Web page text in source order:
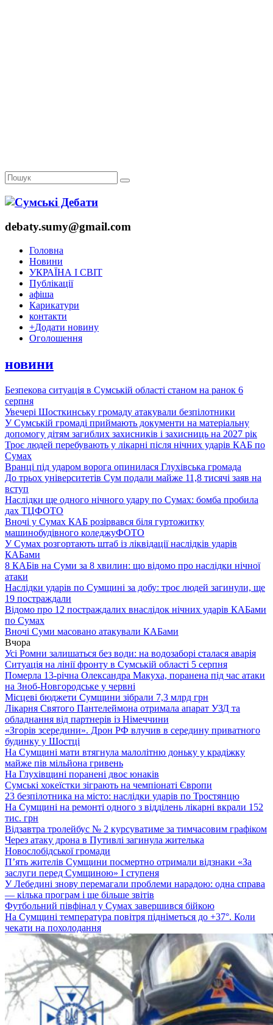
debaty.sumy@gmail.com
Головна
Новини
УКРАЇНА І СВІТ
Публікації
афіша
Карикатури
контакти
+Додати новину
Оголошення
новини
Безпекова ситуація в Сумській області станом на ранок 6
серпня
Увечері Шосткинську громаду атакували безпілотники
У Сумській громаді приймають документи на матеріальну
допомогу дітям загиблих захисників і захисниць на 2027 рік
Троє людей перебувають у лікарні після нічних ударів КАБ по
Сумах
Вранці під ударом ворога опинилася Глухівська громада
До трьох університетів Сум подали майже 11,8 тисячі заяв на
вступ
Наслідки ще одного нічного удару по Сумах: бомба пробила
дах ТЦФОТО
Вночі у Сумах КАБ розірвався біля гуртожитку
машинобудівного коледжуФОТО
У Сумах розгортають штаб із ліквідації наслідків ударів
КАБами
8 КАБів на Суми за 8 хвилин: що відомо про наслідки нічної
атаки
Наслідки ударів по Сумщині за добу: троє людей загинули, ще
19 постраждали
Відомо про 12 постраждалих внаслідок нічних ударів КАБами
по Сумах
Вночі Суми масовано атакували КАБами
Вчора
Усі Ромни залишаться без води: на водозаборі сталася аварія
Ситуація на лінії фронту в Сумській області 5 серпня
Померла 13-річна Олександра Макуха, поранена під час атаки
на Зноб-Новгородське у червні
Місцеві бюджети Сумщини зібрали 7,3 млрд грн
Лікарня Святого Пантелеймона отримала апарат УЗД та
обладнання від партнерів із Німеччини
«Згорів зсередини». Дрон РФ влучив в середину приватного
будинку у Шостці
На Сумщині мати втягнула малолітню доньку у крадіжку
майже пів мільйона гривень
На Глухівщині поранені двоє юнаків
Сумські хокеїстки зіграють на чемпіонаті Європи
23 безпілотника на місто: наслідки ударів по Тростянцю
На Сумщині на ремонті одного з відділень лікарні вкрали 152
тис. грн
Відзавтра тролейбус № 2 курсуватиме за тимчасовим графіком
Через атаку дрона в Путивлі загинула жителька
Новослобідської громади
П’ять жителів Сумщини посмертно отримали відзнаки «За
заслуги перед Сумщиною» І ступеня
У Лебедині знову перемагали проблеми нарадою: одна справа
— кілька програм і ще більше звітів
Футбольний півфінал у Сумах завершився бійкою
На Сумщині температура повітря підніметься до +37°. Коли
чекати на похолодання